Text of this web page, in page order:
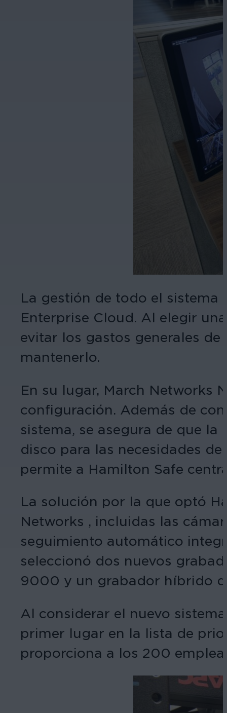
La gestión de todo el sistema
Enterprise Cloud. Al elegir
evitar los gastos generales
mantenerlo.
En su lugar, March Networks
configuración. Además de
sistema, se asegura de que
disco para las necesidades
permite a Hamilton Safe
La solución por la que optó
Networks , incluidas las
seguimiento automático
seleccionó dos nuevos
9000 y un grabador híbrido
Al considerar el nuevo
primer lugar en la lista de
proporciona a los 200